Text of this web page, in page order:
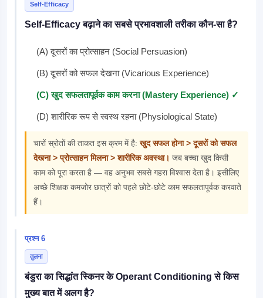
Self-Efficacy
Self-Efficacy बढ़ाने का सबसे प्रभावशाली तरीका कौन-सा है?
(A) दूसरों का प्रोत्साहन (Social Persuasion)
(B) दूसरों को सफल देखना (Vicarious Experience)
(C) खुद सफलतापूर्वक काम करना (Mastery Experience) ✓
(D) शारीरिक रूप से स्वस्थ रहना (Physiological State)
चारों स्रोतों की ताकत इस क्रम में है:खुद सफल होना > दूसरों को सफल
देखना > प्रोत्साहन मिलना > शारीरिक अवस्था। जब बच्चा खुद किसी
काम को पूरा करता है — वह अनुभव सबसे गहरा विश्वास देता है। इसीलिए
अच्छे शिक्षक कमजोर छात्रों को पहले छोटे-छोटे काम सफलतापूर्वक करवाते
हैं।
प्रश्न 6
तुलना
बंडुरा का सिद्धांत स्किनर के Operant Conditioning से किस
मुख्य बात में अलग है?